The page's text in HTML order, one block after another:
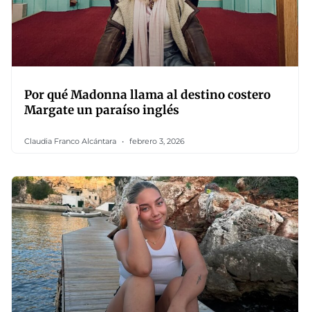
Por qué Madonna llama al destino costero
Margate un paraíso inglés
Claudia Franco Alcántara febrero 3, 2026